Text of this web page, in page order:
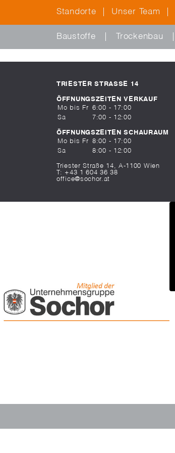
Standorte Unser Team
Baustoffe Trockenbau
TRIESTER STRASSE 14
ÖFFNUNGSZEITEN VERKAUF
Mo bis Fr
6:00 - 17:00
Sa
7:00 - 12:00
ÖFFNUNGSZEITEN SCHAURAUM
Mo bis Fr
8:00 - 17:00
Sa
8:00 - 12:00
Triester Straße 14, A-1100 Wien
T: +43 1 604 36 38
office@sochor.at